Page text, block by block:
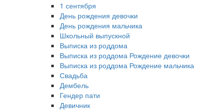
1 сентября
День рождения девочки
День рождения мальчика
Школьный выпускной
Выписка из роддома
Выписка из роддома Рождение девочки
Выписка из роддома Рождение мальчика
Свадьба
Дембель
Гендер пати
Девичник